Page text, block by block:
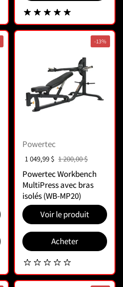
Powertec
Prix soldé :
1 049,99 $ Prix normal :
1 200,00 $
Powertec Workbench
MultiPress avec bras
isolés (WB-MP20)
Voir le produit
Acheter
-13%